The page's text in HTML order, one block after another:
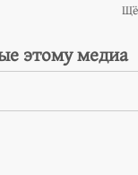
этому медиа